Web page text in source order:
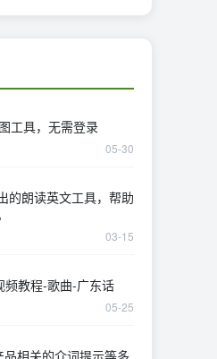
工具，无需登录
05-30
的朗读英文工具，帮助
03-15
频教程-歌曲-广东话
05-25
相关的介词提示等多